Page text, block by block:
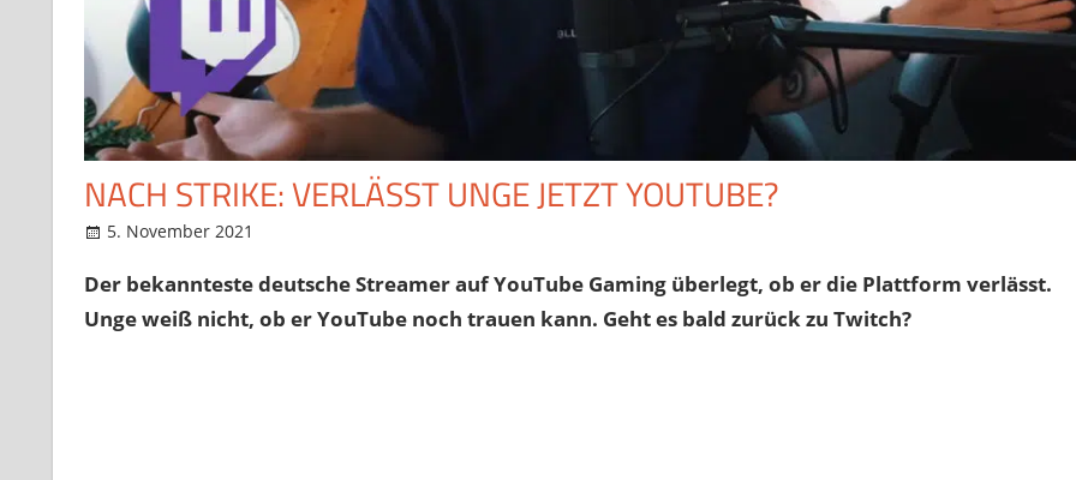
NACH STRIKE: VERLÄSST UNGE JETZT YOUTUBE?
5. November 2021
Der bekannteste deutsche Streamer auf YouTube Gaming überlegt, ob er die Plattform verlässt.
Unge weiß nicht, ob er YouTube noch trauen kann. Geht es bald zurück zu Twitch?